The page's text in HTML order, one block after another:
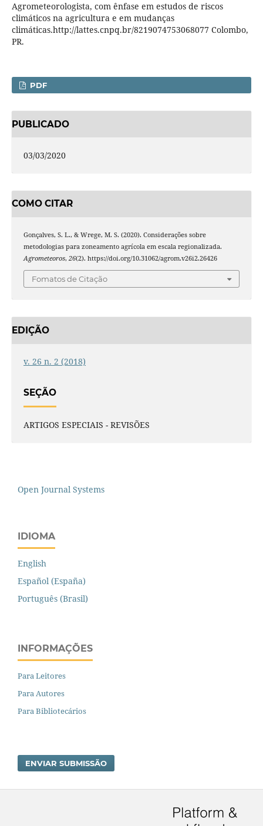
Agrometeorologista, com ênfase em estudos de riscos
climáticos na agricultura e em mudanças
climáticas.http://lattes.cnpq.br/8219074753068077 Colombo,
PR.
PDF
PUBLICADO
03/03/2020
COMO CITAR
Gonçalves, S. L., & Wrege, M. S. (2020). Considerações sobre
metodologias para zoneamento agrícola em escala regionalizada.
Agrometeoros, 26(2). https://doi.org/10.31062/agrom.v26i2.26426
Fomatos de Citação
EDIÇÃO
v. 26 n. 2 (2018)
SEÇÃO
ARTIGOS ESPECIAIS - REVISÕES
Open Journal Systems
IDIOMA
English
Español (España)
Português (Brasil)
INFORMAÇÕES
Para Leitores
Para Autores
Para Bibliotecários
ENVIAR SUBMISSÃO